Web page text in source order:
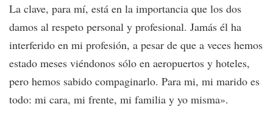
La clave, para mí, está en la importancia que los dos
damos al respeto personal y profesional. Jamás él ha
interferido en mi profesión, a pesar de que a veces hemos
estado meses viéndonos sólo en aeropuertos y hoteles,
pero hemos sabido compaginarlo. Para mi, mi marido es
todo: mi cara, mi frente, mi familia y yo misma».